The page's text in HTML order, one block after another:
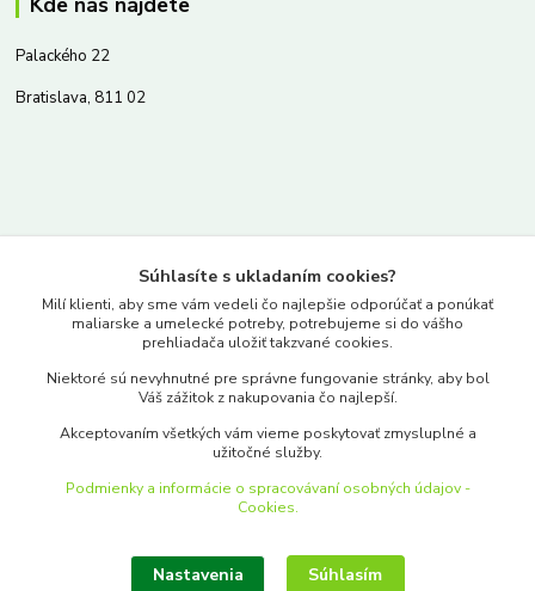
Palackého 22
Bratislava, 811 02
www.merkantil.sk
Pondelok-Piatok: 9.00-17.00hod.
objednavky@merkantil-obchod.sk
Súhlasíte s ukladaním cookies?
Milí klienti, aby sme vám vedeli čo najlepšie odporúčať a ponúkať
maliarske a umelecké potreby, potrebujeme si do vášho
prehliadača uložiť takzvané cookies.
Niektoré sú nevyhnutné pre správne fungovanie stránky, aby bol
Váš zážitok z nakupovania čo najlepší.
Akceptovaním všetkých vám vieme poskytovať zmysluplné a
užitočné služby.
Podmienky a informácie o spracovávaní osobných údajov -
Cookies.
Nastavenia Súhlasím